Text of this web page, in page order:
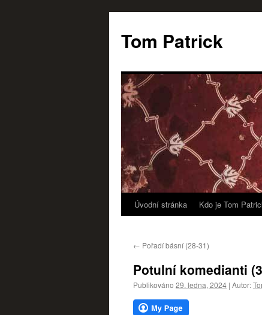
Tom Patrick
Přejít
obsahu
webu
Úvodní stránka Kdo je Tom
← Pořadí básní (28-31)
Potulní komedianti
Publikováno 29. ledna, 2024 | Autor: